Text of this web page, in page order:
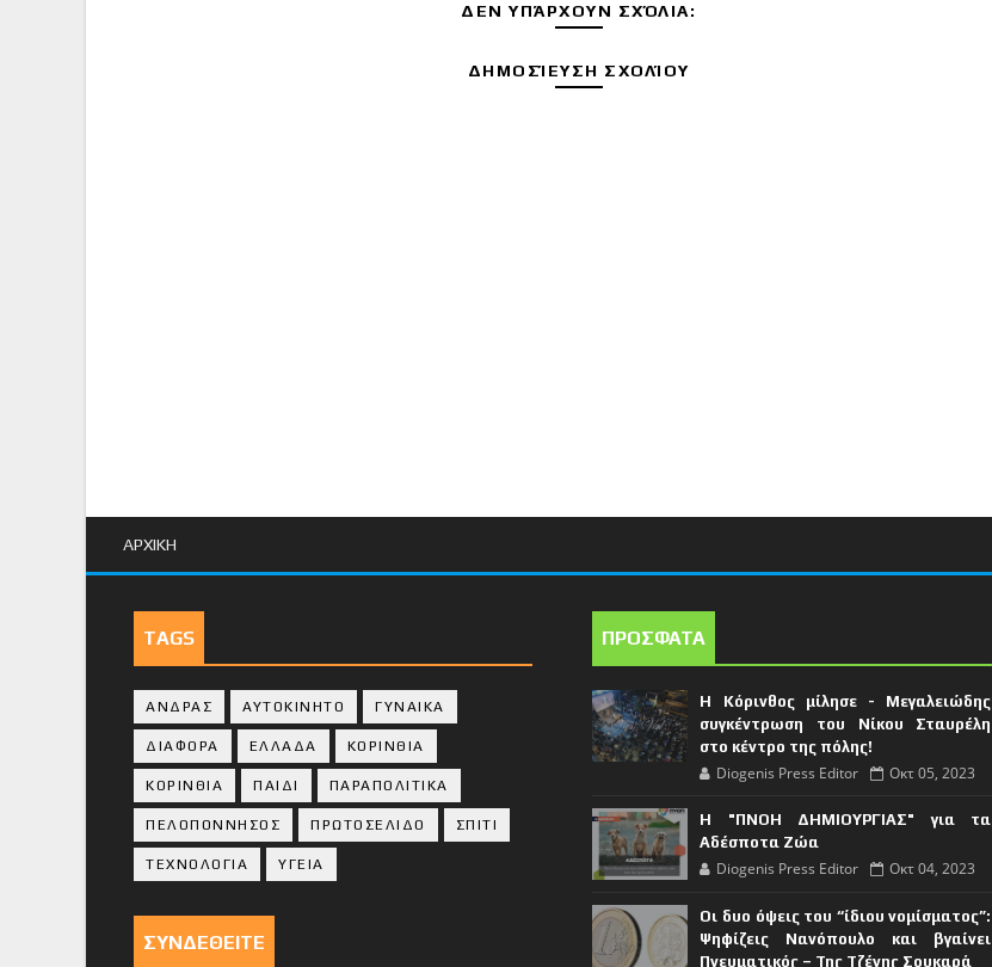
ΔΕΝ ΥΠΆΡΧΟΥΝ ΣΧΌΛΙΑ:
ΔΗΜΟΣΊΕΥΣΗ ΣΧΟΛΊΟΥ
ΑΡΧΙΚΗ
TAGS
ΑΝΔΡΑΣ ΑΥΤΟΚΙΝΗΤΟ ΓΥΝΑΙΚΑ
ΔΙΑΦΟΡΑ ΕΛΛΑΔΑ ΚΟΡΙΝΘΙΑ
ΚΟΡΙΝΘΙA ΠΑΙΔΙ ΠΑΡΑΠΟΛΙΤΙΚΑ
ΠΕΛΟΠΟΝΝΗΣΟΣ ΠΡΩΤΟΣΕΛΙΔΟ ΣΠΙΤΙ
ΤΕΧΝΟΛΟΓΙΑ ΥΓΕΙΑ
ΣΥΝΔΕΘΕΙΤΕ
ΠΡΟΣΦΑΤΑ
Η Κόρινθος μίλησε - Μεγαλειώδης
συγκέντρωση του Νίκου Σταυρέλη
στο κέντρο της πόλης!
Diogenis Press Editor Οκτ 05, 2023
Η "ΠΝΟΗ ΔΗΜΙΟΥΡΓΙΑΣ" για τα
Αδέσποτα Ζώα
Diogenis Press Editor Οκτ 04, 2023
Οι δυο όψεις του “ίδιου νομίσματος”:
Ψηφίζεις Νανόπουλο και βγαίνει
Πνευματικός – Της Τζένης Σουκαρά